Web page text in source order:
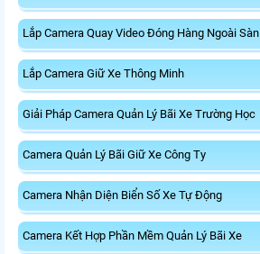
Lắp Camera Quay Video Đóng Hàng Ngoài Sàn
Lắp Camera Giữ Xe Thông Minh
Giải Pháp Camera Quản Lý Bãi Xe Trường Học
Camera Quản Lý Bãi Giữ Xe Công Ty
Camera Nhận Diện Biển Số Xe Tự Động
Camera Kết Hợp Phần Mềm Quản Lý Bãi Xe